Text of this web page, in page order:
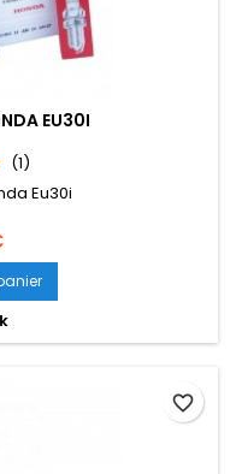
EU30I
(1)
Eu30i
favorite_border